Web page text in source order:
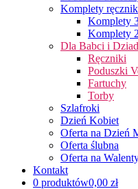
Komplety
Komplety
Komplety
Dla Babci i
Ręczniki
Poduszki
Fartuchy
Torby
Szlafroki
Dzień Kobiet
Oferta na Dzień
Oferta ślubna
Oferta na
Kontakt
0 produktów0,00 zł